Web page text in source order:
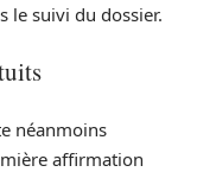
le suivi du dossier.
néanmoins
affirmation